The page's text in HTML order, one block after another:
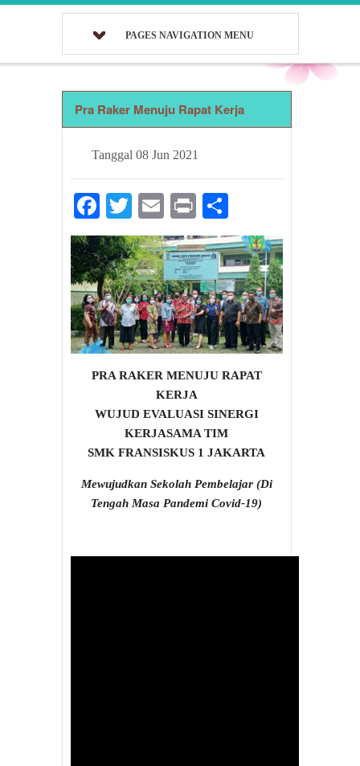
PAGES NAVIGATION MENU
Pra Raker Menuju Rapat Kerja
Tanggal 08 Jun 2021
Facebook
TwitterEmail
Print
PRA RAKER MENUJU RAPAT
KERJA
WUJUD EVALUASI SINERGI
KERJASAMA TIM
SMK FRANSISKUS 1 JAKARTA
Mewujudkan Sekolah Pembelajar (Di
Tengah Masa Pandemi Covid-19)